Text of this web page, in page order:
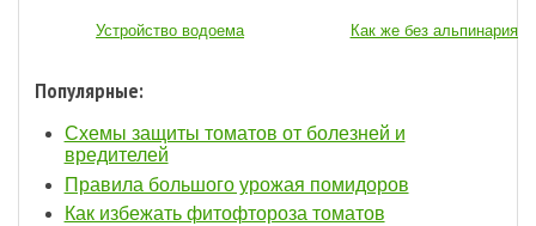
Устройство водоема Как же без альпинария...
Популярные:
Схемы защиты томатов от болезней и
вредителей
Правила большого урожая помидоров
Как избежать фитофтороза томатов